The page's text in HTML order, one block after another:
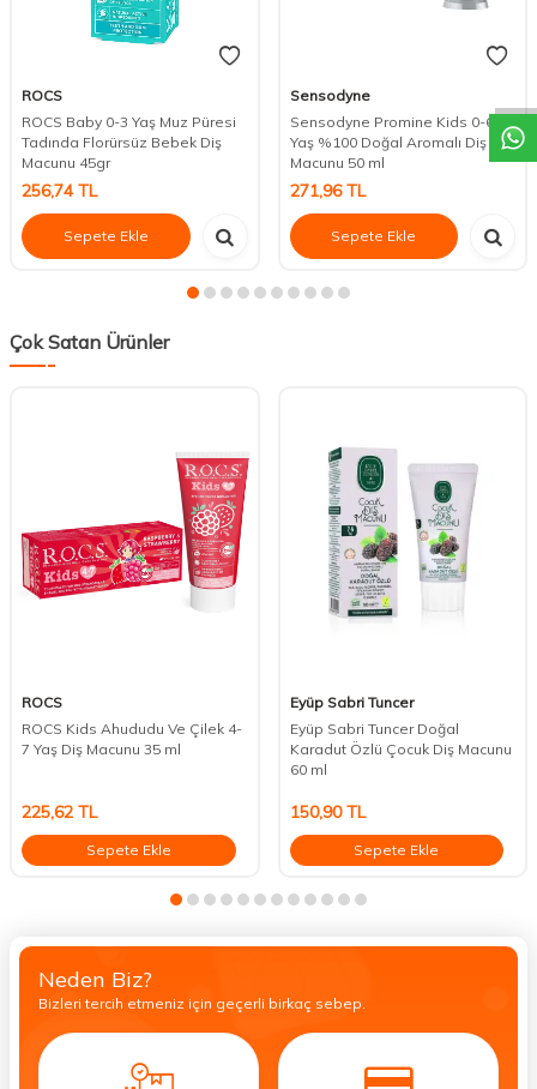
DESTEK
ROCS
ROCS Baby 0-3 Yaş Muz Püresi
Tadında Florürsüz Bebek Diş
Macunu 45gr
256,74 TL
Sepete Ekle
Sensodyne
Sensodyne Promine Kids 0-6
Yaş %100 Doğal Aromalı Diş
Macunu 50 ml
271,96TL
Sepete Ekle
Çok Satan Ürünler
ROCS
ROCS Kids Ahududu Ve Çilek 4-
7 Yaş Diş Macunu 35 ml
225,62 TL
Sepete Ekle
Eyüp Sabri Tuncer
Eyüp Sabri Tuncer Doğal
Karadut Özlü Çocuk Diş Macunu
60 ml
150,90TL
Sepete Ekle
Neden Biz?
Bizleri tercih etmeniz için geçerli birkaç sebep.